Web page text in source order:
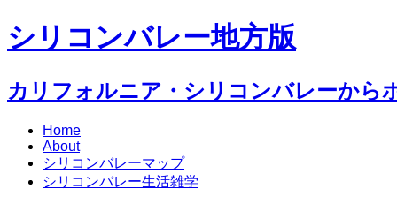
シリコンバレー地方版
カリフォルニア・シリコンバレーから
Home
About
シリコンバレーマップ
シリコンバレー生活雑学